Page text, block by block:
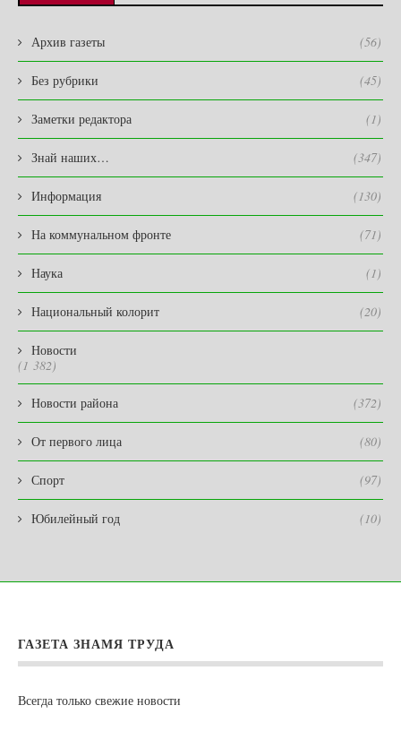
Архив газеты (56)
Без рубрики (45)
Заметки редактора (1)
Знай наших… (347)
Информация (130)
На коммунальном фронте (71)
Наука (1)
Национальный колорит (20)
Новости
(1 382)
Новости района (372)
От первого лица (80)
Спорт (97)
Юбилейный год (10)
ГАЗЕТА ЗНАМЯ ТРУДА
Всегда только свежие новости